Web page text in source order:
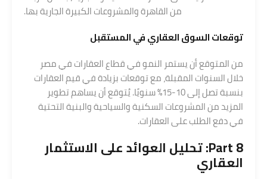
من القاهرة والمشروعات الكبيرة الجارية بها.
توقعات السوق العقاري في المستقبل
من المتوقع أن يستمر النمو في قطاع العقارات في مصر
خلال السنوات المقبلة، مع توقعات بزيادة في قيم العقارات
بنسبة تصل إلى 10-15% سنويًا. يُتوقع أن يساهم تطوير
المزيد من المشروعات السكنية والسياحية والبنية التحتية
في دفع الطلب على العقارات.
Part 8: تحليل العوائد على الاستثمار
العقاري